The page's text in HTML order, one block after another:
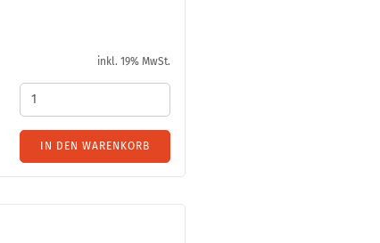
inkl. 19% MwSt.
IN DEN WARENKORB